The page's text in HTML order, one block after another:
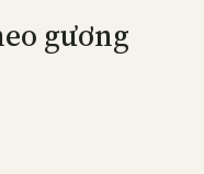
gương